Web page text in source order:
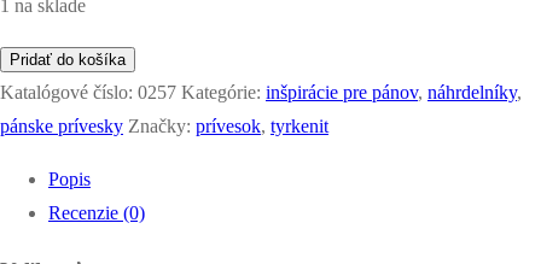
1 na sklade
množstvo
náhrdelník
z
Ahawi
Pridať do košíka
Katalógové číslo: 0257 Kategórie: inšpirácie pre pánov, náhrdelníky,
pánske prívesky Značky: prívesok, tyrkenit
Popis
Recenzie (0)